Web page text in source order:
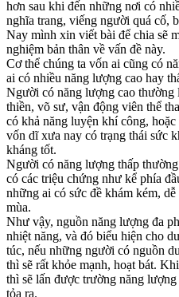
hơn sau khi đến những nơi có
nghĩa trang, viếng người quá cố,
Nay mình xin viết bài để chia sẽ
nghiệm bản thân về vấn đề này.
Cơ thể chúng ta vốn ai cũng có
ai có nhiều năng lượng cao hay
Người có năng lượng cao thường
thiền, võ sư, vận động viên thể
có khả năng luyện khí công,
vốn dĩ xưa nay có trạng thái sức
kháng tốt.
Người có năng lượng thấp
có các triệu chứng như kể phía
những ai có sức đề khám kém,
mùa.
Như vậy, nguồn năng lượng đa
nhiệt năng, và đó biểu hiện cho
túc, nếu những người có nguồn
thì sẽ rất khỏe mạnh, hoạt bát.
thì sẽ lấn được trường năng
tỏa ra.